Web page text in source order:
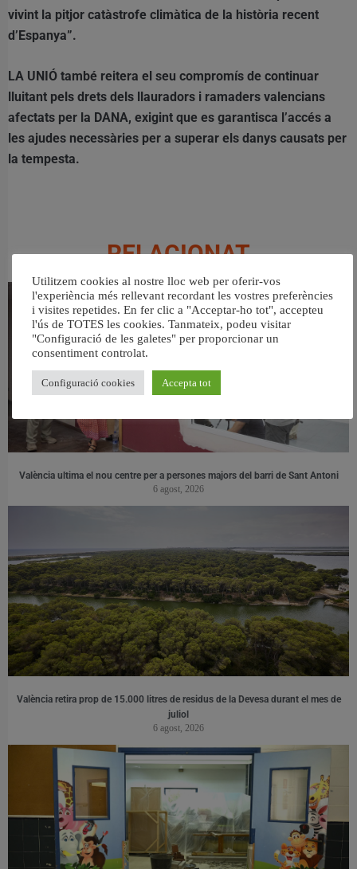
vivint la pitjor catàstrofe climàtica de la història recent
d’Espanya”.
LA UNIÓ també reitera el seu compromís de continuar
lluitant pels drets dels llauradors i ramaders valencians
afectats per la DANA, exigint que es garantisca l’accés a
les ajudes necessàries per a superar els danys causats per
la tempesta.
RELACIONAT
València ultima el nou centre per a persones majors del barri de Sant Antoni
6 agost, 2026
València retira prop de 15.000 litres de residus de la Devesa durant el mes de
juliol
6 agost, 2026
Utilitzem cookies al nostre lloc web per oferir-vos
l'experiència més rellevant recordant les vostres preferències
i visites repetides. En fer clic a "Acceptar-ho tot", accepteu
l'ús de TOTES les cookies. Tanmateix, podeu visitar
"Configuració de les galetes" per proporcionar un
consentiment controlat.
Configuració cookies Accepta tot